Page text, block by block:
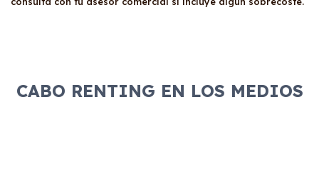
CABO RENTING EN LOS MEDIOS